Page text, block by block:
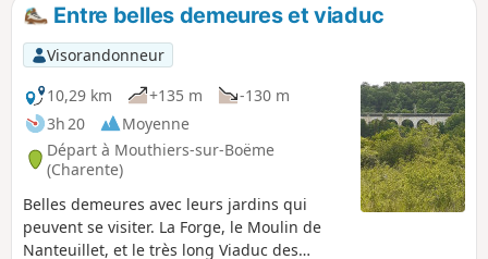
Entre belles demeures et viaduc
Visorandonneur
10,29 km
+135 m
-130 m
3h 20
Moyenne
Départ à Mouthiers-sur-Boëme
(Charente)
Belles demeures avec leurs jardins qui
peuvent se visiter. La Forge, le Moulin de
Nanteuillet, et le très long Viaduc des